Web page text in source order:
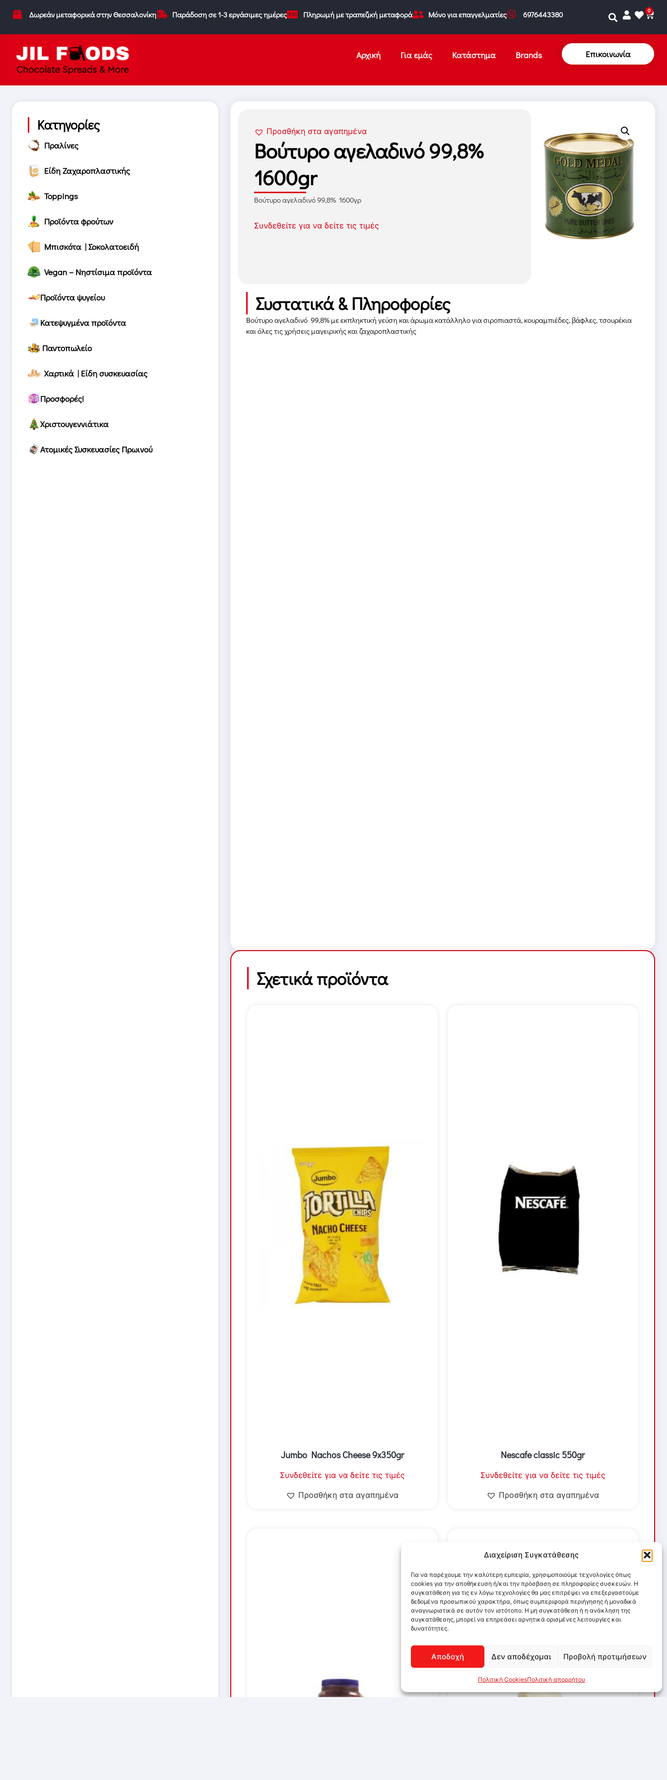
Διαχείριση Συγκατάθεσης
Για να παρέχουμε την καλύτερη εμπειρία, χρησιμοποιούμε τεχνολογίες όπως
cookies για την αποθήκευση ή/και την πρόσβαση σε πληροφορίες συσκευών. Η
συγκατάθεση για τις εν λόγω τεχνολογίες θα μας επιτρέψει να επεξεργαστούμε
δεδομένα προσωπικού χαρακτήρα, όπως συμπεριφορά περιήγησης ή μοναδικά
αναγνωριστικά σε αυτόν τον ιστότοπο. Η μη συγκατάθεση ή η ανάκληση της
συγκατάθεσης, μπορεί να επηρεάσει αρνητικά ορισμένες λειτουργίες και
δυνατότητες.
Αποδοχή Δεν αποδέχομαι Προβολή προτιμήσεων
Πολιτική CookiesΠολιτική απορρήτου
Δωρεάν μεταφορικά στην Θεσσαλονίκη Παράδοση σε 1-3 εργάσιμες ημέρες Πληρωμή με τραπεζική μεταφορά Μόνο για επαγγελματίες 6976443380 0
Αρχική Για εμάς Κατάστημα Brands Επικοινωνία
Κατηγορίες
Πραλίνες
Είδη Ζαχαροπλαστικής
Toppings
Προϊόντα φρούτων
Μπισκότα | Σοκολατοειδή
Vegan – Νηστίσιμα προϊόντα
Προϊόντα ψυγείου
Κατεψυγμένα προϊόντα
Παντοπωλείο
Χαρτικά | Είδη συσκευασίας
Προσφορές!
Χριστουγεννιάτικα
Ατομικές Συσκευασίες Πρωινού
Προσθήκη στα αγαπημένα
Βούτυρο αγελαδινό 99,8%
1600gr
Βούτυρο αγελαδινό 99,8% 1600γρ
Συνδεθείτε για να δείτε τις τιμές
Συστατικά & Πληροφορίες
Βούτυρο αγελαδινό 99,8% με εκπληκτική γεύση και άρωμα κατάλληλο για σιροπιαστά, κουραμπιέδες, βάφλες, τσουρέκια
και όλες τις χρήσεις μαγειρικής και ζαχαροπλαστικής
Σχετικά προϊόντα
Jumbo Nachos Cheese 9x350gr
Συνδεθείτε για να δείτε τις τιμές
Προσθήκη στα αγαπημένα
Nescafe classic 550gr
Συνδεθείτε για να δείτε τις τιμές
Προσθήκη στα αγαπημένα